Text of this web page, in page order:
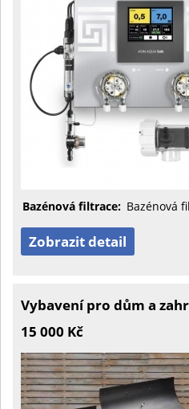
Bazénová filtrace: Bazénová
Zobrazit detail
Vybavení pro dům a
15 000 Kč